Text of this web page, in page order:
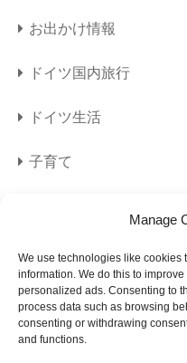
Manage
We use technologies like cookies
information. We do this to
personalized ads. Consenting to
process data such as browsing
consenting or withdrawing
and functions.
お出かけ情報
ドイツ国内旅行
ドイツ生活
子育て
海外旅行
美容